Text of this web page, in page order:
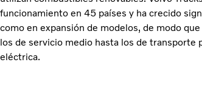
funcionamiento en 45 países y ha crecido
como en expansión de modelos, de modo
los de servicio medio hasta los de transporte
eléctrica.